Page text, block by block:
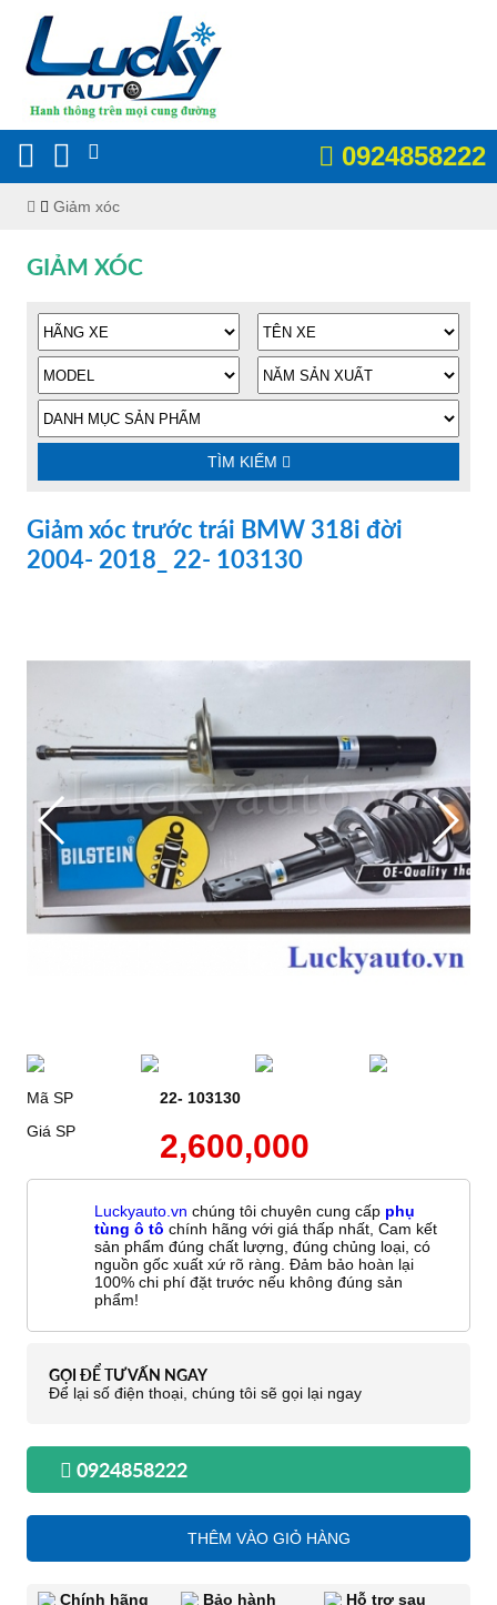
0924858222
Giảm xóc
GIẢM XÓC
TÌM KIẾM
Giảm xóc trước trái BMW 318i đời
2004- 2018_ 22- 103130
Mã SP
22- 103130
Giá SP
2,600,000
Luckyauto.vn chúng tôi chuyên cung cấp phụ
tùng ô tô chính hãng với giá thấp nhất, Cam kết
sản phẩm đúng chất lượng, đúng chủng loại, có
nguồn gốc xuất xứ rõ ràng. Đảm bảo hoàn lại
100% chi phí đặt trước nếu không đúng sản
phẩm!
GỌI ĐỂ TƯ VẤN NGAY
Để lại số điện thoại, chúng tôi sẽ gọi lại ngay
0924858222
THÊM VÀO GIỎ HÀNG
Chính hãng Bảo hành Hỗ trợ sau